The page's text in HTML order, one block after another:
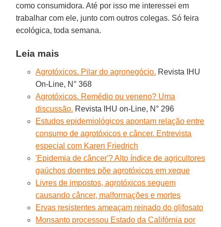
como consumidora. Até por isso me interessei em
trabalhar com ele, junto com outros colegas. Só feira
ecológica, toda semana.
Leia mais
Agrotóxicos. Pilar do agronegócio. Revista IHU
On-Line, N° 368
Agrotóxicos. Remédio ou veneno? Uma
discussão. Revista IHU on-Line, N° 296
Estudos epidemiológicos apontam relação entre
consumo de agrotóxicos e câncer. Entrevista
especial com Karen Friedrich
'Epidemia de câncer'? Alto índice de agricultores
gaúchos doentes põe agrotóxicos em xeque
Livres de impostos, agrotóxicos seguem
causando câncer, malformações e mortes
Ervas resistentes ameaçam reinado do glifosato
Monsanto processou Estado da Califórnia por